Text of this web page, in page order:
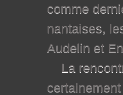
comme
nantaises,
Audelin
La